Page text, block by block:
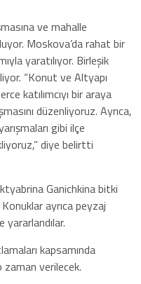
ve mahalle
Moskova’da rahat bir
yaratılıyor. Birleşik
“Konut ve Altyapı
katılımcıyı bir araya
düzenliyoruz. Ayrıca,
gibi ilçe
diye belirtti
Ganichkina bitki
ayrıca peyzaj
yararlandılar.
kapsamında
zaman verilecek.